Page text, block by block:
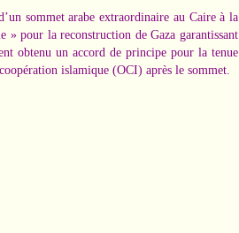
sommet arabe extraordinaire au Caire à la
» pour la reconstruction de Gaza garantissant
obtenu un accord de principe pour la tenue
islamique (OCI) après le sommet.